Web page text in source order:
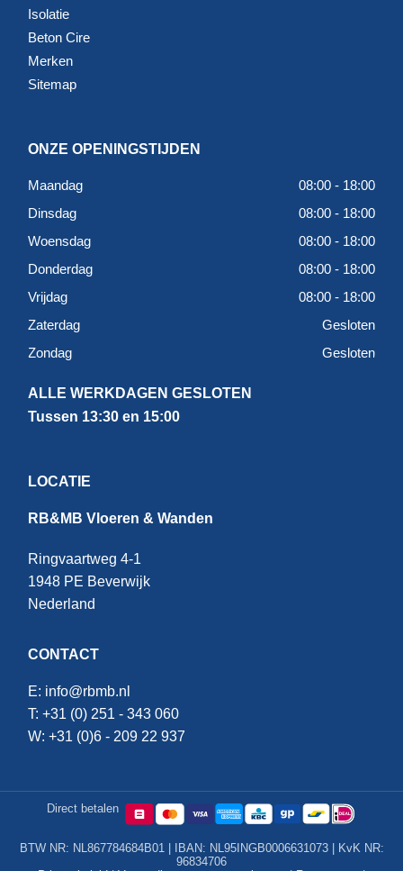
Isolatie
Beton Cire
Merken
Sitemap
ONZE OPENINGSTIJDEN
Maandag
08:00 - 18:00
Dinsdag
08:00 - 18:00
Woensdag
08:00 - 18:00
Donderdag
08:00 - 18:00
Vrijdag
08:00 - 18:00
Zaterdag
Gesloten
Zondag
Gesloten
ALLE WERKDAGEN GESLOTEN
Tussen 13:30 en 15:00
LOCATIE
RB&MB Vloeren & Wanden
Ringvaartweg 4-1
1948 PE Beverwijk
Nederland
CONTACT
E: info@rbmb.nl
T: +31 (0) 251 - 343 060
W: +31 (0)6 - 209 22 937
Direct betalen
BTW NR: NL867784684B01 | IBAN: NL95INGB0006631073 | KvK NR:
96834706